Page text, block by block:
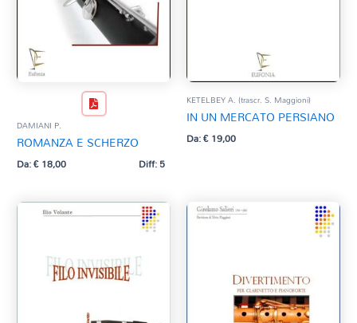
DAMIANI P.
ROMANZA E SCHERZO
Da:€18,00 Diff: 5
KETELBEY A. (trascr. S. Maggioni)
IN UN MERCATO PERSIANO
Da:€19,00